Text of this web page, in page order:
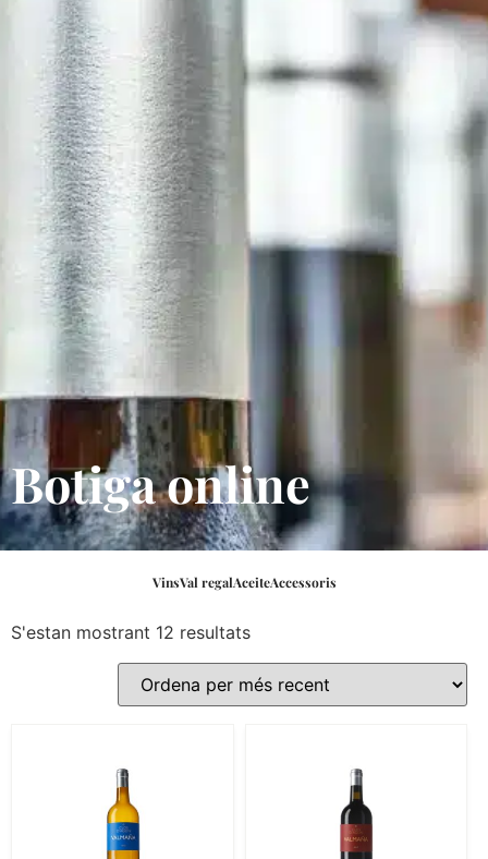
Botiga online
VinsVal regalAceiteAccessoris
S'estan mostrant 12 resultats